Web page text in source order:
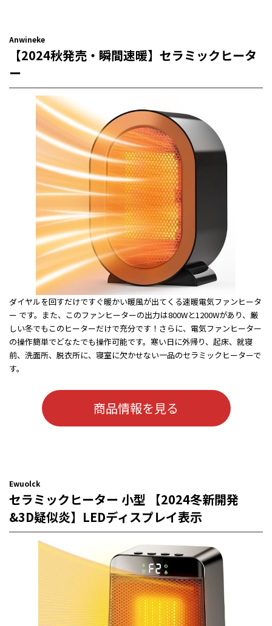
Anwineke
【2024秋発売・瞬間速暖】セラミックヒータ
ー
ダイヤルを回すだけですぐ暖かい暖風が出てくる速暖電気ファンヒータ
ー です。また、このファンヒーターの出力は800Wと1200Wがあり、厳
しい冬でもこのヒーターだけで充分です！さらに、電気ファンヒーター
の操作簡単でどなたでも操作可能です。寒い日に外帰り、起床、就寝
前、洗面所、脱衣所に、寝室に欠かせない一品のセラミックヒーターで
す。
商品情報を見る
Ewuolck
セラミックヒーター 小型 【2024冬新開発
&3D疑似炎】LEDディスプレイ表示